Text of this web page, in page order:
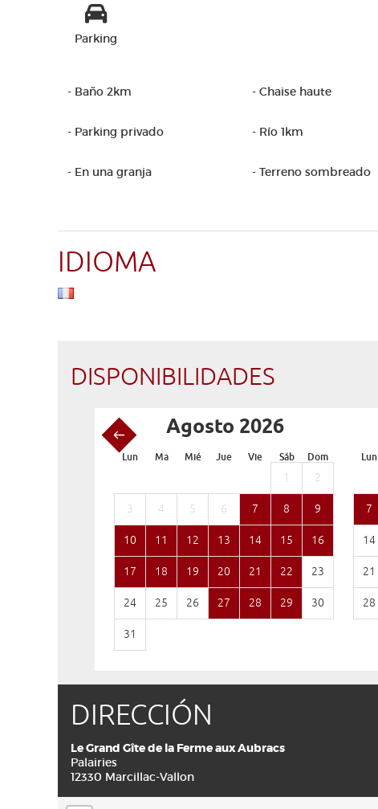
Parking
- Baño 2km - Chaise haute
- Parking privado - Río 1km
- En una granja - Terreno sombreado
IDIOMA
DISPONIBILIDADES
Agosto 2026
Lun Ma Mié Jue Vie Sáb Dom
1 2
3 4 5 6 7 8 9
10 11 12 13 14 15 16
17 18 19 20 21 22 23
24 25 26 27 28 29 30
31
Lun
7
14
21
28
DIRECCIÓN
Le Grand Gîte de la Ferme aux Aubracs
Palairies
12330 Marcillac-Vallon